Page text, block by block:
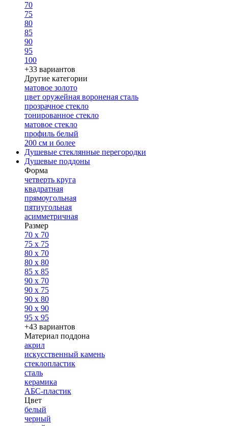
70
75
80
85
90
95
100
+33 вариантов
Другие категории
матовое золото
цвет оружейная вороненая сталь
прозрачное стекло
тонированное стекло
матовое стекло
профиль белый
200 см и более
Душевые стеклянные перегородки
Душевые поддоны
Форма
четверть круга
квадратная
прямоугольная
пятиугольная
асимметричная
Размер
70 x 70
75 x 75
80 x 70
80 x 80
85 x 85
90 x 70
90 x 75
90 x 80
90 x 90
95 x 95
+43 вариантов
Материал поддона
акрил
искусственный камень
стеклопластик
сталь
керамика
АБС-пластик
Цвет
белый
черный